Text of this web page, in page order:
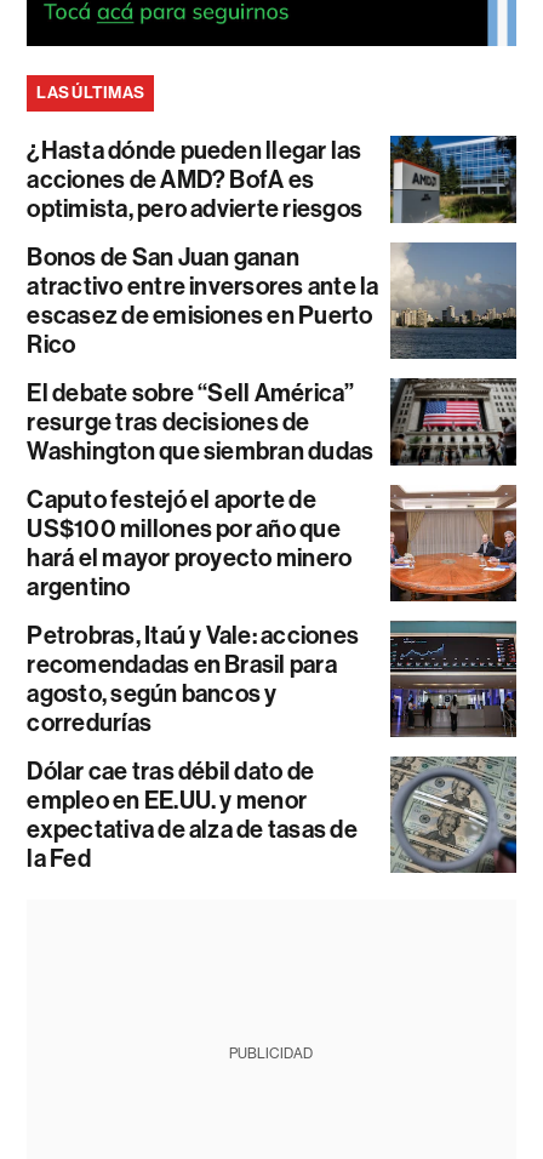
LAS ÚLTIMAS
¿Hasta dónde pueden llegar las
acciones de AMD? BofA es
optimista, pero advierte riesgos
Bonos de San Juan ganan
atractivo entre inversores ante la
escasez de emisiones en Puerto
Rico
El debate sobre “Sell América”
resurge tras decisiones de
Washington que siembran dudas
Caputo festejó el aporte de
US$100 millones por año que
hará el mayor proyecto minero
argentino
Petrobras, Itaú y Vale: acciones
recomendadas en Brasil para
agosto, según bancos y
corredurías
Dólar cae tras débil dato de
empleo en EE.UU. y menor
expectativa de alza de tasas de
la Fed
PUBLICIDAD